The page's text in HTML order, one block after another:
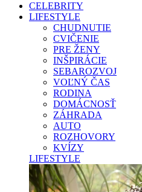
CELEBRITY
LIFESTYLE
CHUDNUTIE
CVIČENIE
PRE ŽENY
INŠPIRÁCIE
SEBAROZVOJ
VOĽNÝ ČAS
RODINA
DOMÁCNOSŤ
ZÁHRADA
AUTO
ROZHOVORY
KVÍZY
LIFESTYLE